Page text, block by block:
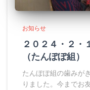
お知らせ
２０２４・２
（たんぽぽ組）
たんぽぽ組の歯みが
りました。今までお